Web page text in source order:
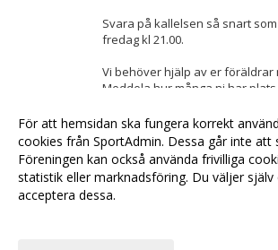
Svara på kallelsen så snart
fredag kl 21.00.
Vi behöver hjälp av er föräldrar
Meddela hur många ni har plats
<< Tillbaka
För att hemsidan ska fungera korrekt
cookies från SportAdmin. Dessa går inte att
Föreningen kan också använda frivilliga
statistik eller marknadsföring. Du väljer själv
acceptera dessa.